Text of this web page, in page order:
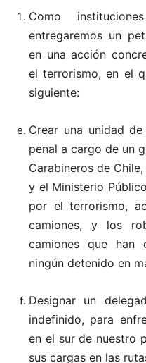
Como
entregaremos un
en una acción
el terrorismo, en el
siguiente:
Crear una unidad
penal a cargo de un
Carabineros de
y el Ministerio
por el terrorismo,
camiones, y los
camiones que han
ningún detenido en
Designar un
indefinido, para
en el sur de nuestro
sus cargas en las